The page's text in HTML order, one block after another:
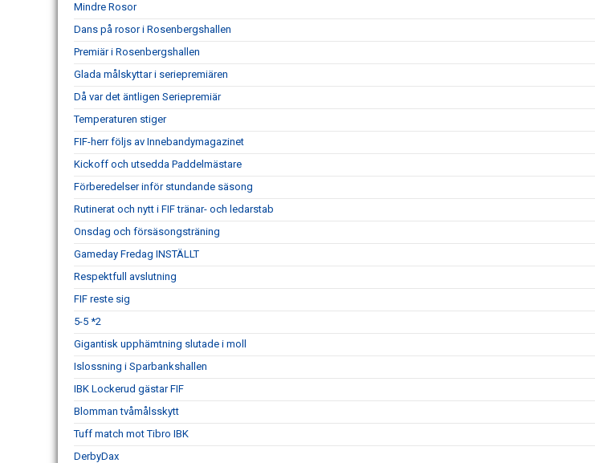
Mindre Rosor
Dans på rosor i Rosenbergshallen
Premiär i Rosenbergshallen
Glada målskyttar i seriepremiären
Då var det äntligen Seriepremiär
Temperaturen stiger
FIF-herr följs av Innebandymagazinet
Kickoff och utsedda Paddelmästare
Förberedelser inför stundande säsong
Rutinerat och nytt i FIF tränar- och ledarstab
Onsdag och försäsongsträning
Gameday Fredag INSTÄLLT
Respektfull avslutning
FIF reste sig
5-5 *2
Gigantisk upphämtning slutade i moll
Islossning i Sparbankshallen
IBK Lockerud gästar FIF
Blomman tvåmålsskytt
Tuff match mot Tibro IBK
DerbyDax